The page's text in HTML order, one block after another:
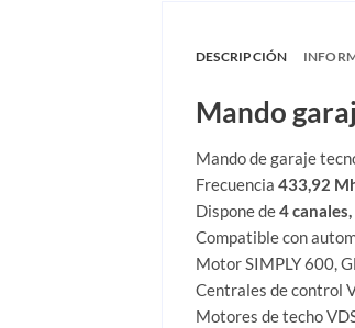
DESCRIPCIÓN
Mando
Mando de garaje
Frecuencia 433,92
Dispone de4
Compatible con
Motor SIMPLY 600,
Centrales de control
Motores de techo